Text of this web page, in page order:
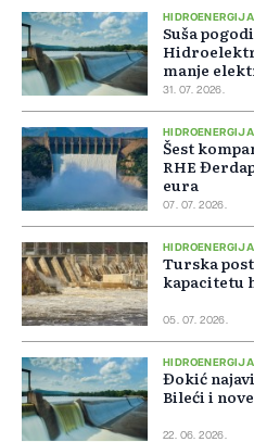
HIDROENERGIJA
Suša
manje
31. 07. 2026.
HIDROENERGIJA
Šest
RHE
eura
07. 07. 2026.
HIDROENERGIJA
Turska
kapacitetu
05. 07. 2026.
HIDROENERGIJA
Đokić
Bileći i
22. 06. 2026.